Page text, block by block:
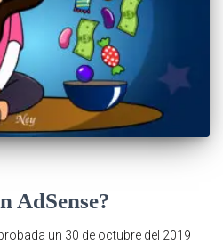
AdSense?
un 30 de octubre del 2019